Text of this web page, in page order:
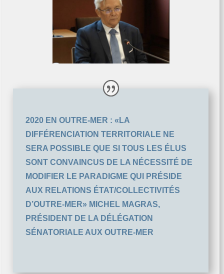
2020 EN OUTRE-MER : «LA
DIFFÉRENCIATION TERRITORIALE NE
SERA POSSIBLE QUE SI TOUS LES ÉLUS
SONT CONVAINCUS DE LA NÉCESSITÉ DE
MODIFIER LE PARADIGME QUI PRÉSIDE
AUX RELATIONS ÉTAT/COLLECTIVITÉS
D’OUTRE-MER» MICHEL MAGRAS,
PRÉSIDENT DE LA DÉLÉGATION
SÉNATORIALE AUX OUTRE-MER